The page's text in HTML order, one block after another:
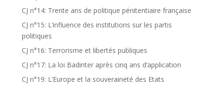
CJ n°14: Trente ans de politique pénitentiaire française
CJ n°15: L’influence des institutions sur les partis
politiques
CJ n°16: Terrorisme et libertés publiques
CJ n°17: La loi Badinter après cinq ans d’application
CJ n°19: L’Europe et la souveraineté des Etats